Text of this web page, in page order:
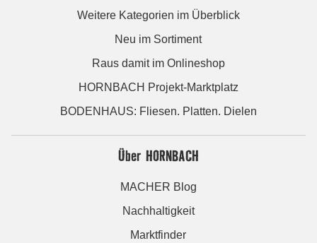
Weitere Kategorien im Überblick
Neu im Sortiment
Raus damit im Onlineshop
HORNBACH Projekt-Marktplatz
BODENHAUS: Fliesen. Platten. Dielen
Über HORNBACH
MACHER Blog
Nachhaltigkeit
Marktfinder